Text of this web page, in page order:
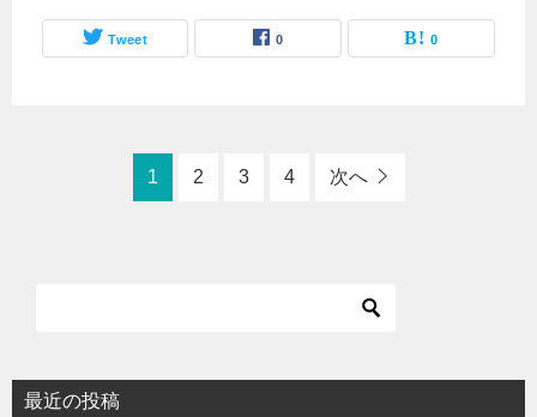
Tweet 0 0
1 2 3 4 次へ
最近の投稿